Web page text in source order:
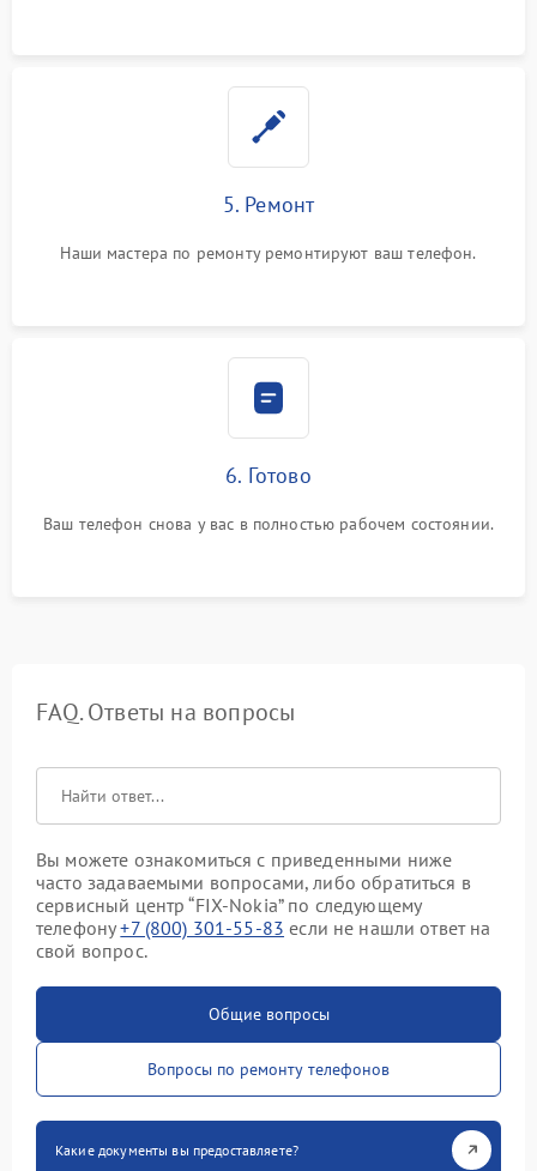
5. Ремонт
Наши мастера по ремонту ремонтируют ваш телефон.
6. Готово
Ваш телефон снова у вас в полностью рабочем состоянии.
FAQ. Ответы на вопросы
Вы можете ознакомиться с приведенными ниже
часто задаваемыми вопросами, либо обратиться в
сервисный центр “FIX-Nokia” по следующему
телефону+7 (800) 301-55-83 если не нашли ответ на
свой вопрос.
Общие вопросы
Вопросы по ремонту телефонов
Какие документы вы предоставляете?